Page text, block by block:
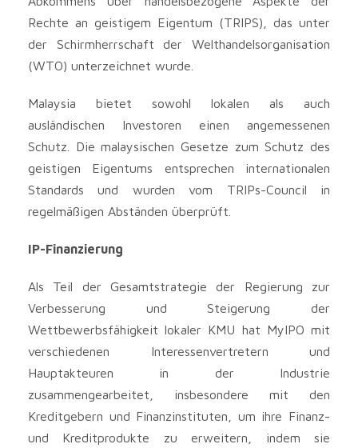
Rechte an geistigem Eigentum (TRIPS), das unter
der Schirmherrschaft der Welthandelsorganisation
(WTO) unterzeichnet wurde.
Malaysia bietet sowohl lokalen als auch
ausländischen Investoren einen angemessenen
Schutz. Die malaysischen Gesetze zum Schutz des
geistigen Eigentums entsprechen internationalen
Standards und wurden vom TRIPs-Council in
regelmäßigen Abständen überprüft.
IP-Finanzierung
Als Teil der Gesamtstrategie der Regierung zur
Verbesserung und Steigerung der
Wettbewerbsfähigkeit lokaler KMU hat MyIPO mit
verschiedenen Interessenvertretern und
Hauptakteuren in der Industrie
zusammengearbeitet, insbesondere mit den
Kreditgebern und Finanzinstituten, um ihre Finanz-
und Kreditprodukte zu erweitern, indem sie